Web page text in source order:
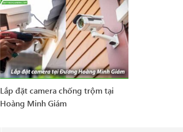
Lắp đặt camera chống trộm tại
Hoàng Minh Giám